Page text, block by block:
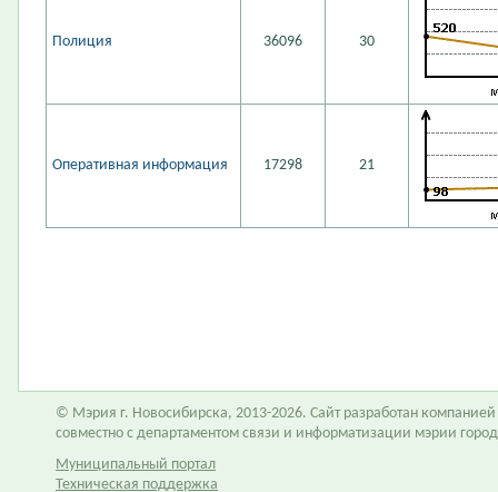
Полиция 36096 30
Оперативная информация 17298 21
© Мэрия г. Новосибирска, 2013-2026. Сайт разработан компанией
совместно с департаментом связи и информатизации мэрии
Муниципальный портал
Техническая поддержка